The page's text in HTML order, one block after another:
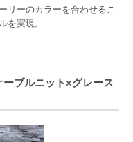
リーのカラーを合わせるこ
を実現。
ブルニット×グレース